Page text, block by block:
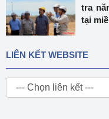
tra
tại
LIÊN KẾT WEBSITE